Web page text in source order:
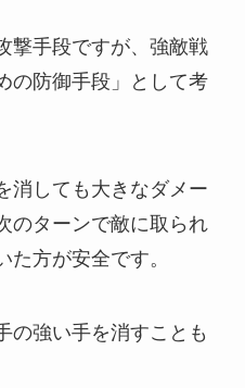
撃手段ですが、強敵戦
の防御手段」として考
消しても大きなダメー
のターンで敵に取られ
た方が安全です。
の強い手を消すことも